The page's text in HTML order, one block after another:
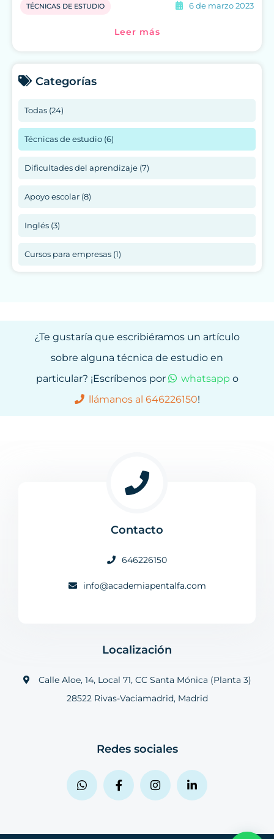
TÉCNICAS DE ESTUDIO 6 de marzo 2023
Leer más
Categorías
Todas (24)
Técnicas de estudio (6)
Dificultades del aprendizaje (7)
Apoyo escolar (8)
Inglés (3)
Cursos para empresas (1)
¿Te gustaría que escribiéramos un artículo
sobre alguna técnica de estudio en
particular? ¡Escríbenos por
whatsapp o
llámanos al 646226150!
Contacto
646226150
info@academiapentalfa.com
Localización
Calle Aloe, 14, Local 71, CC Santa Mónica (Planta 3)
28522 Rivas-Vaciamadrid, Madrid
Redes sociales